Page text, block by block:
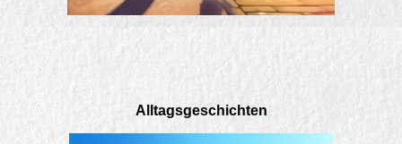
Alltagsgeschichten